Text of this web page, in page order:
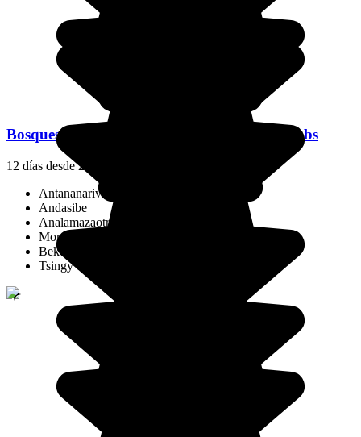
Bosques Salvajes y el Santuario de los Baobabs
12 días desde2881 €
Antananarivo
Andasibe
Analamazaotra
Morondava
Bekopaka
Tsingy de Bemaraha National Park